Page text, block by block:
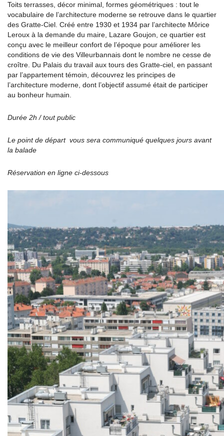
Toits terrasses, décor minimal, formes géométriques : tout le
vocabulaire de l’architecture moderne se retrouve dans le quartier
des Gratte-Ciel. Créé entre 1930 et 1934 par l’architecte Môrice
Leroux à la demande du maire, Lazare Goujon, ce quartier est
conçu avec le meilleur confort de l’époque pour améliorer les
conditions de vie des Villeurbannais dont le nombre ne cesse de
croître. Du Palais du travail aux tours des Gratte-ciel, en passant
par l’appartement témoin, découvrez les principes de
l’architecture moderne, dont l’objectif assumé était de participer
au bonheur humain.
Durée 2h / tout public
Le point de départ vous sera communiqué quelques jours avant
la balade
Réservation en ligne ci-dessous